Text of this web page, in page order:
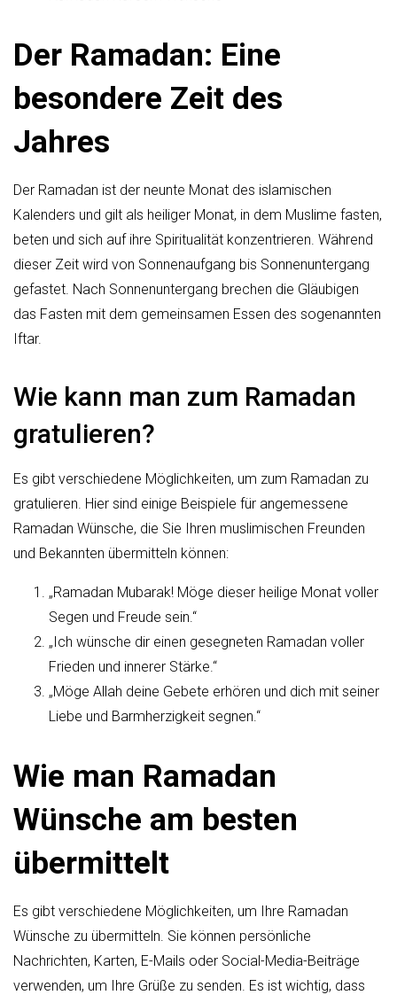
Der Ramadan: Eine
besondere Zeit des
Jahres
Der Ramadan ist der neunte Monat des islamischen
Kalenders und gilt als heiliger Monat, in dem Muslime fasten,
beten und sich auf ihre Spiritualität konzentrieren. Während
dieser Zeit wird von Sonnenaufgang bis Sonnenuntergang
gefastet. Nach Sonnenuntergang brechen die Gläubigen
das Fasten mit dem gemeinsamen Essen des sogenannten
Iftar.
Wie kann man zum Ramadan
gratulieren?
Es gibt verschiedene Möglichkeiten, um zum Ramadan zu
gratulieren. Hier sind einige Beispiele für angemessene
Ramadan Wünsche, die Sie Ihren muslimischen Freunden
und Bekannten übermitteln können:
„Ramadan Mubarak! Möge dieser heilige Monat voller
Segen und Freude sein.“
„Ich wünsche dir einen gesegneten Ramadan voller
Frieden und innerer Stärke.“
„Möge Allah deine Gebete erhören und dich mit seiner
Liebe und Barmherzigkeit segnen.“
Wie man Ramadan
Wünsche am besten
übermittelt
Es gibt verschiedene Möglichkeiten, um Ihre Ramadan
Wünsche zu übermitteln. Sie können persönliche
Nachrichten, Karten, E-Mails oder Social-Media-Beiträge
verwenden, um Ihre Grüße zu senden. Es ist wichtig, dass